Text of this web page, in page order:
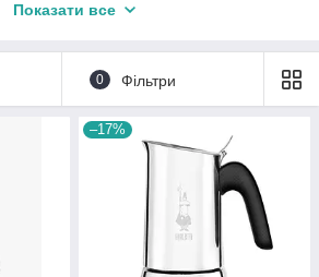
Показати все
0 Фільтри
–17%